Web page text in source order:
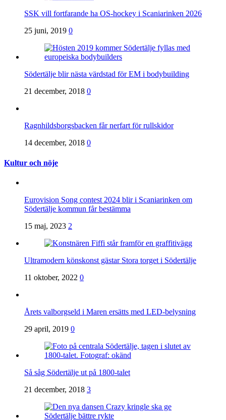
SSK vill fortfarande ha OS-hockey i Scaniarinken 2026
25 juni, 2019 0
Södertälje blir nästa värdstad för EM i bodybuilding
21 december, 2018 0
Ragnhildsborgsbacken får nerfart för rullskidor
14 december, 2018 0
Kultur och nöje
Eurovision Song contest 2024 blir i Scaniarinken om
Södertälje kommun får bestämma
15 maj, 2023 2
Ultramodern könskonst gästar Stora torget i Södertälje
11 oktober, 2022 0
Årets valborgseld i Maren ersätts med LED-belysning
29 april, 2019 0
Så såg Södertälje ut på 1800-talet
21 december, 2018 3